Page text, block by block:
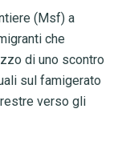
(Msf) a
che
di uno scontro
sul famigerato
verso gli